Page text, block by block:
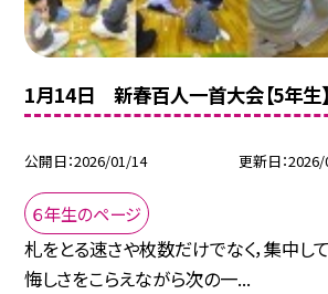
1月14日 新春百人一首大会【5年生】
公開日 2026/01/14 更新日
６年生のページ
札をとる速さや枚数だけでなく，集中し
悔しさをこらえながら次の一...